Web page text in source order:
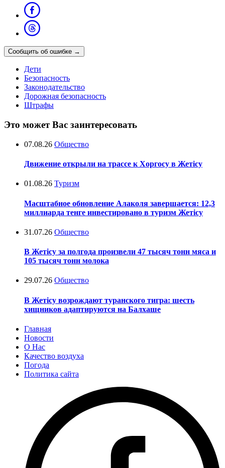
Сообщить об ошибке →
Дети
Безопасность
Законодательство
Дорожная безопасность
Штрафы
Это может Вас заинтересовать
07.08.26 Общество
Движение открыли на трассе к Хоргосу в Жетісу
01.08.26 Туризм
Масштабное обновление Алаколя завершается: 12,3
миллиарда тенге инвестировано в туризм Жетісу
31.07.26 Общество
В Жетісу за полгода произвели 47 тысяч тонн мяса и
105 тысяч тонн молока
29.07.26 Общество
В Жетісу возрождают туранского тигра: шесть
хищников адаптируются на Балхаше
Главная
Новости
О Нас
Качество воздуха
Погода
Политика сайта